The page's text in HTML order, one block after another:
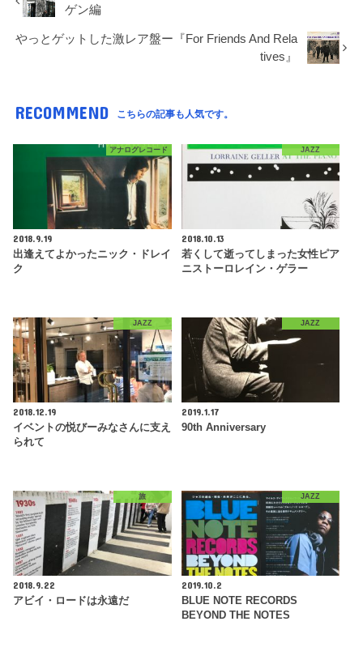
ゲン編
やっとゲットした激レア盤ー『For Friends And Rela
tives』
RECOMMEND こちらの記事も人気です。
アナログレコード
2018.9.19
出逢えてよかったニック・ドレイ
ク
JAZZ
2018.10.13
若くして逝ってしまった女性ピア
ニストーロレイン・ゲラー
JAZZ
2018.12.19
イベントの悦びーみなさんに支え
られて
JAZZ
2019.1.17
90th Anniversary
旅
2018.9.22
アビイ・ロードは永遠だ
JAZZ
2019.10.2
BLUE NOTE RECORDS
BEYOND THE NOTES